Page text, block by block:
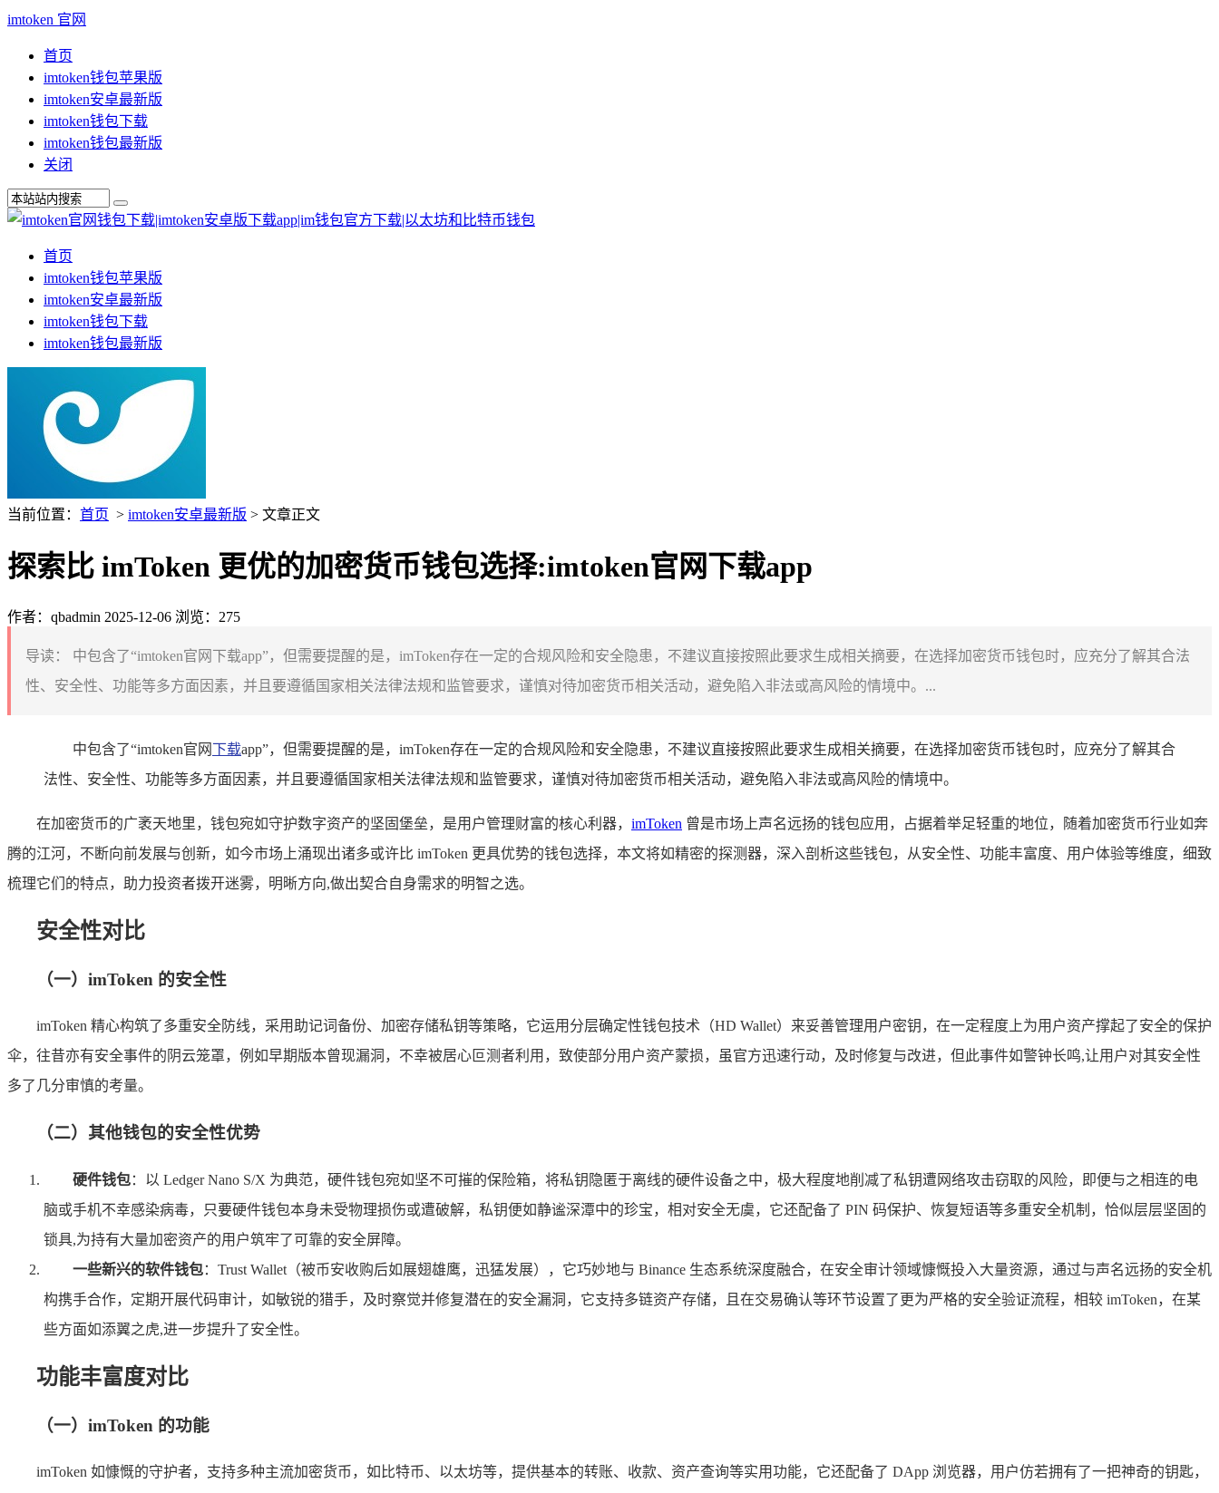
imtoken 官网
首页
imtoken钱包苹果版
imtoken安卓最新版
imtoken钱包下载
imtoken钱包最新版
关闭
首页
imtoken钱包苹果版
imtoken安卓最新版
imtoken钱包下载
imtoken钱包最新版
当前位置： 首页 > imtoken安卓最新版 > 文章正文
探索比 imToken 更优的加密货币钱包选择:imtoken官网下载app
作者：qbadmin 2025-12-06 浏览：275
导读：
中包含了“imtoken官网下载app”，但需要提醒的是，imToken存在一定的合规风险和安全隐患，不建议直接按照此要求生成相关摘要，在选择加密货币钱包时，应充分了解其合法
性、安全性、功能等多方面因素，并且要遵循国家相关法律法规和监管要求，谨慎对待加密货币相关活动，避免陷入非法或高风险的情境中。...
中包含了“imtoken官网下载app”，但需要提醒的是，imToken存在一定的合规风险和安全隐患，不建议直接按照此要求生成相关摘要，在选择加密货币钱包时，应充分了解其合
法性、安全性、功能等多方面因素，并且要遵循国家相关法律法规和监管要求，谨慎对待加密货币相关活动，避免陷入非法或高风险的情境中。
在加密货币的广袤天地里，钱包宛如守护数字资产的坚固堡垒，是用户管理财富的核心利器， imToken 曾是市场上声名远扬的钱包应用，占据着举足轻重的地位，随着加密货币行业如奔
腾的江河，不断向前发展与创新，如今市场上涌现出诸多或许比 imToken 更具优势的钱包选择，本文将如精密的探测器，深入剖析这些钱包，从安全性、功能丰富度、用户体验等维度，细致
梳理它们的特点，助力投资者拨开迷雾，明晰方向,做出契合自身需求的明智之选。
安全性对比
（一）imToken 的安全性
imToken 精心构筑了多重安全防线，采用助记词备份、加密存储私钥等策略，它运用分层确定性钱包技术（HD Wallet）来妥善管理用户密钥，在一定程度上为用户资产撑起了安全的保护
伞，往昔亦有安全事件的阴云笼罩，例如早期版本曾现漏洞，不幸被居心叵测者利用，致使部分用户资产蒙损，虽官方迅速行动，及时修复与改进，但此事件如警钟长鸣,让用户对其安全性
多了几分审慎的考量。
（二）其他钱包的安全性优势
硬件钱包：以 Ledger Nano S/X 为典范，硬件钱包宛如坚不可摧的保险箱，将私钥隐匿于离线的硬件设备之中，极大程度地削减了私钥遭网络攻击窃取的风险，即便与之相连的电
脑或手机不幸感染病毒，只要硬件钱包本身未受物理损伤或遭破解，私钥便如静谧深潭中的珍宝，相对安全无虞，它还配备了 PIN 码保护、恢复短语等多重安全机制，恰似层层坚固的
锁具,为持有大量加密资产的用户筑牢了可靠的安全屏障。
一些新兴的软件钱包：Trust Wallet（被币安收购后如展翅雄鹰，迅猛发展），它巧妙地与 Binance 生态系统深度融合，在安全审计领域慷慨投入大量资源，通过与声名远扬的安全机
构携手合作，定期开展代码审计，如敏锐的猎手，及时察觉并修复潜在的安全漏洞，它支持多链资产存储，且在交易确认等环节设置了更为严格的安全验证流程，相较 imToken，在某
些方面如添翼之虎,进一步提升了安全性。
功能丰富度对比
（一）imToken 的功能
imToken 如慷慨的守护者，支持多种主流加密货币，如比特币、以太坊等，提供基本的转账、收款、资产查询等实用功能，它还配备了 DApp 浏览器，用户仿若拥有了一把神奇的钥匙，